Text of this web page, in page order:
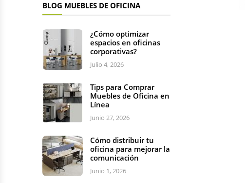
BLOG MUEBLES DE OFICINA
¿Cómo optimizar
espacios en oficinas
corporativas?
Julio 4, 2026
Tips para Comprar
Muebles de Oficina en
Línea
Junio 27, 2026
Cómo distribuir tu
oficina para mejorar la
comunicación
Junio 1, 2026